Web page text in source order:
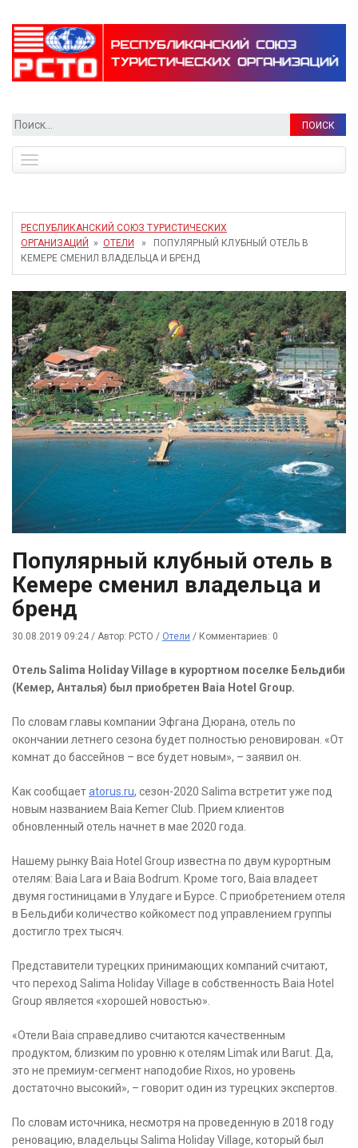
Найти:
navigation
РЕСПУБЛИКАНСКИЙ СОЮЗ ТУРИСТИЧЕСКИХ
ОРГАНИЗАЦИЙ
» ОТЕЛИ
» ПОПУЛЯРНЫЙ КЛУБНЫЙ ОТЕЛЬ В
КЕМЕРЕ СМЕНИЛ ВЛАДЕЛЬЦА И БРЕНД
Популярный клубный отель в
Кемере сменил владельца и
бренд
30.08.2019 09:24 / Автор: РСТО / Отели / Комментариев: 0
Отель Salima Holiday Village в курортном поселке Бельдиби
(Кемер, Анталья) был приобретен Baia Hotel Group.
По словам главы компании Эфгана Дюрана, отель по
окончании летнего сезона будет полностью реновирован. «От
комнат до бассейнов – все будет новым», – заявил он.
Как сообщаетatorus.ru, сезон-2020 Salima встретит уже под
новым названием Baia Kemer Club. Прием клиентов
обновленный отель начнет в мае 2020 года.
Нашему рынку Baia Hotel Group известна по двум курортным
отелям: Baia Lara и Baia Bodrum. Кроме того, Baia владеет
двумя гостиницами в Улудаге и Бурсе. С приобретением отеля
в Бельдиби количество койкомест под управлением группы
достигло трех тысяч.
Представители турецких принимающих компаний считают,
что переход Salima Holiday Village в собственность Baia Hotel
Group является «хорошей новостью».
«Отели Baia справедливо считаются качественным
продуктом, близким по уровню к отелям Limak или Barut. Да,
это не премиум-сегмент наподобие Rixos, но уровень
достаточно высокий», – говорит один из турецких экспертов.
По словам источника, несмотря на проведенную в 2018 году
реновацию, владельцы Salima Holiday Village, который был